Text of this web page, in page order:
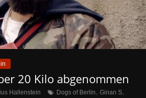
20 Kilo abgenommen
Hallenstein Dogs of Berlin, Ginan S,